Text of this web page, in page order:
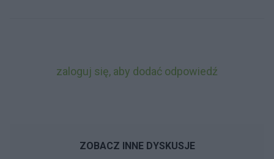
zaloguj się, aby dodać odpowiedź
ZOBACZ INNE DYSKUSJE